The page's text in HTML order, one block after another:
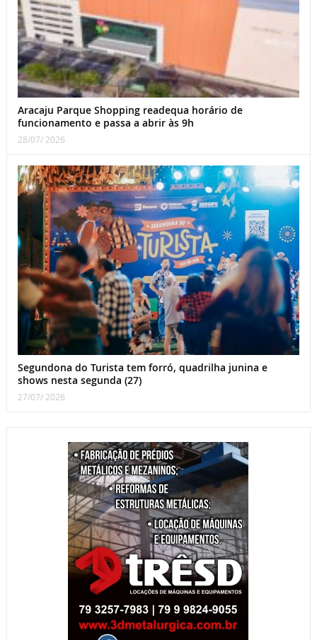
Aracaju Parque Shopping readequa horário de
funcionamento e passa a abrir às 9h
28/07/ 2026
Segundona do Turista tem forró, quadrilha junina e
shows nesta segunda (27)
27/07/ 2026